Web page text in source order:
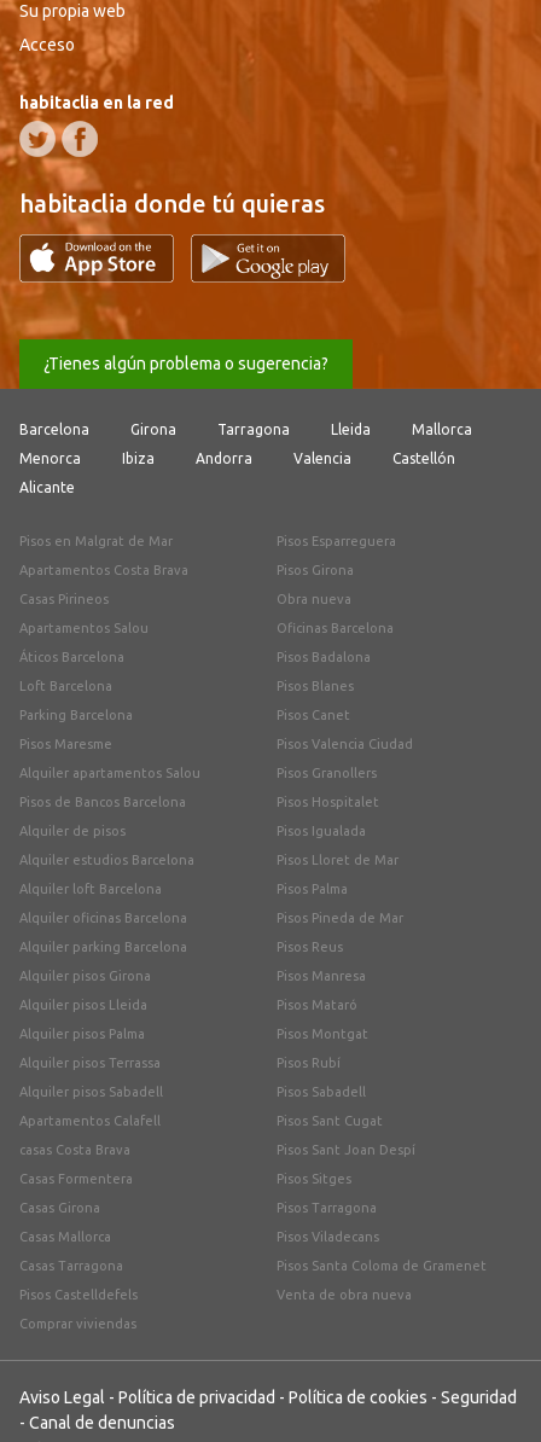
Su propia web
Acceso
habitaclia en la red
habitaclia donde tú quieras
¿Tienes algún problema o sugerencia?
Barcelona Girona Tarragona Lleida
Mallorca
Menorca
Ibiza Andorra Valencia
Castellón
Alicante
Pisos en Malgrat de Mar
Apartamentos Costa Brava
Casas Pirineos
Apartamentos Salou
Áticos Barcelona
Loft Barcelona
Parking Barcelona
Pisos Maresme
Alquiler apartamentos Salou
Pisos de Bancos Barcelona
Alquiler de pisos
Alquiler estudios Barcelona
Alquiler loft Barcelona
Alquiler oficinas Barcelona
Alquiler parking Barcelona
Alquiler pisos Girona
Alquiler pisos Lleida
Alquiler pisos Palma
Alquiler pisos Terrassa
Alquiler pisos Sabadell
Apartamentos Calafell
casas Costa Brava
Casas Formentera
Casas Girona
Casas Mallorca
Casas Tarragona
Pisos Castelldefels
Comprar viviendas
Pisos Esparreguera
Pisos Girona
Obra nueva
Oficinas Barcelona
Pisos Badalona
Pisos Blanes
Pisos Canet
Pisos Valencia Ciudad
Pisos Granollers
Pisos Hospitalet
Pisos Igualada
Pisos Lloret de Mar
Pisos Palma
Pisos Pineda de Mar
Pisos Reus
Pisos Manresa
Pisos Mataró
Pisos Montgat
Pisos Rubí
Pisos Sabadell
Pisos Sant Cugat
Pisos Sant Joan Despí
Pisos Sitges
Pisos Tarragona
Pisos Viladecans
Pisos Santa Coloma de Gramenet
Venta de obra nueva
Aviso Legal - Política de privacidad - Política de cookies - Seguridad
- Canal de denuncias